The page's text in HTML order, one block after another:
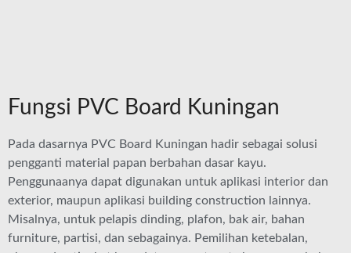
Fungsi PVC Board Kuningan
Pada dasarnya PVC Board Kuningan hadir sebagai solusi
pengganti material papan berbahan dasar kayu.
Penggunaanya dapat digunakan untuk aplikasi interior dan
exterior, maupun aplikasi building construction lainnya.
Misalnya, untuk pelapis dinding, plafon, bak air, bahan
furniture, partisi, dan sebagainya. Pemilihan ketebalan,